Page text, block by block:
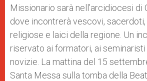
Missionario sarà nell’arcidiocesi di
dove incontrerà vescovi,
religiose e laici della regione. Un
riservato ai formatori, ai
novizie. La mattina del 15
Santa Messa sulla tomba della